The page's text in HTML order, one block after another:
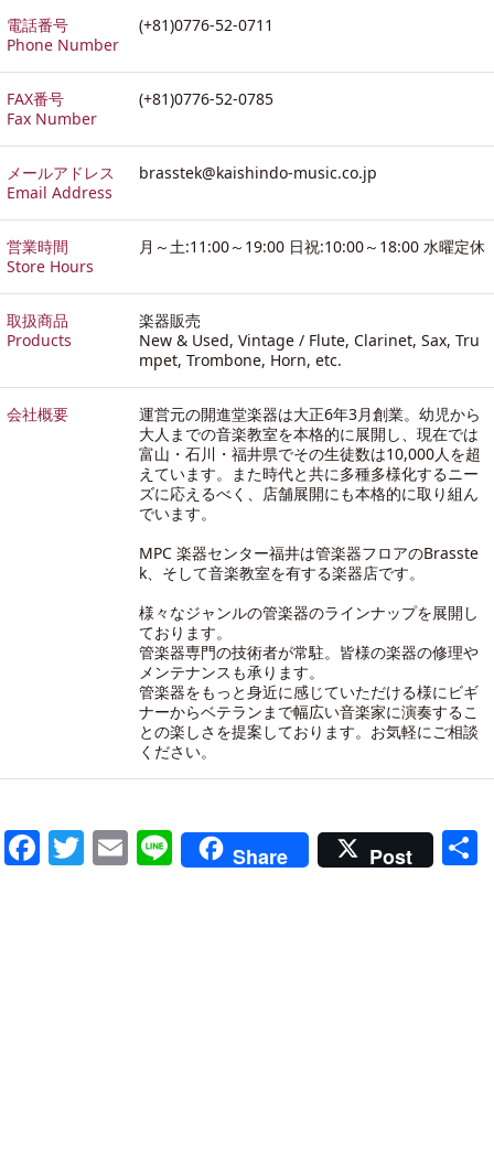
電話番号
Phone Number
(+81)0776-52-0711
FAX番号
Fax Number
(+81)0776-52-0785
メールアドレス
Email Address
brasstek@kaishindo-music.co.jp
営業時間
Store Hours
月～土:11:00～19:00 日祝:10:00～18:00 水曜定休
取扱商品
Products
楽器販売
New & Used, Vintage / Flute, Clarinet, Sax, Tru
mpet, Trombone, Horn, etc.
会社概要
運営元の開進堂楽器は大正6年3月創業。幼児から
大人までの音楽教室を本格的に展開し、現在では
富山・石川・福井県でその生徒数は10,000人を超
えています。また時代と共に多種多様化するニー
ズに応えるべく、店舗展開にも本格的に取り組ん
でいます。
MPC 楽器センター福井は管楽器フロアのBrasste
k、そして音楽教室を有する楽器店です。
様々なジャンルの管楽器のラインナップを展開し
ております。
管楽器専門の技術者が常駐。皆様の楽器の修理や
メンテナンスも承ります。
管楽器をもっと身近に感じていただける様にビギ
ナーからベテランまで幅広い音楽家に演奏するこ
との楽しさを提案しております。お気軽にご相談
ください。
Facebook
Twitter
Email
LineShare Post